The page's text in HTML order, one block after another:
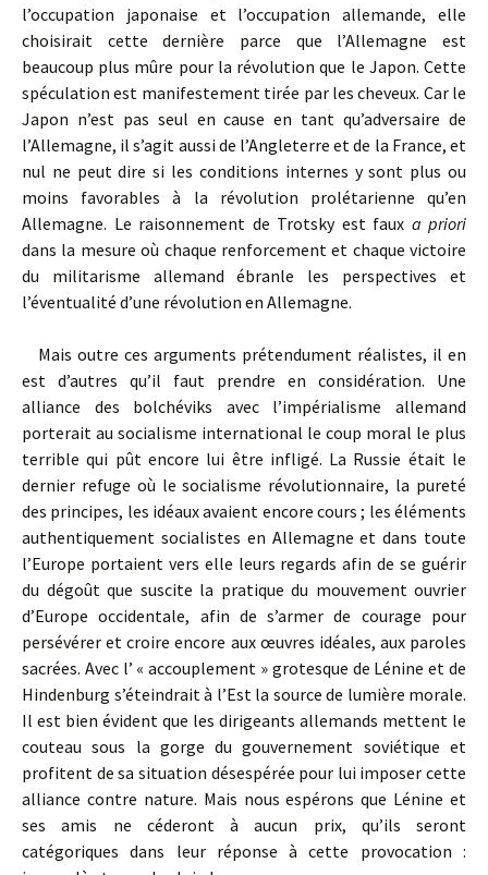
l’occupation japonaise et l’occupation allemande, elle
choisirait cette dernière parce que l’Allemagne est
beaucoup plus mûre pour la révolution que le Japon. Cette
spéculation est manifestement tirée par les cheveux. Car le
Japon n’est pas seul en cause en tant qu’adversaire de
l’Allemagne, il s’agit aussi de l’Angleterre et de la France, et
nul ne peut dire si les conditions internes y sont plus ou
moins favorables à la révolution prolétarienne qu’en
Allemagne. Le raisonnement de Trotsky est faux a priori
dans la mesure où chaque renforcement et chaque victoire
du milita­risme allemand ébranle les perspectives et
l’éventualité d’une révolution en Allemagne.
Mais outre ces arguments prétendument réalistes, il en
est d’autres qu’il faut prendre en considération. Une
alliance des bolchéviks avec l’impérialisme allemand
porterait au socialisme international le coup moral le plus
terrible qui pût encore lui être infligé. La Russie était le
dernier refuge où le socialisme révolutionnaire, la pureté
des principes, les idéaux avaient encore cours ; les éléments
authentiquement socialistes en Allemagne et dans toute
l’Europe portaient vers elle leurs regards afin de se guérir
du dégoût que suscite la pratique du mouvement ouvrier
d’Europe occidentale, afin de s’armer de courage pour
persé­vérer et croire encore aux œuvres idéales, aux paroles
sacrées. Avec l’ « accouplement » grotesque de Lénine et de
Hindenburg s’éteindrait à l’Est la source de lumière morale.
Il est bien évident que les dirigeants allemands mettent le
couteau sous la gorge du gouvernement soviétique et
profitent de sa situation désespérée pour lui imposer cette
alliance contre nature. Mais nous espérons que Lénine et
ses amis ne céderont à aucun prix, qu’ils seront
catégoriques dans leur réponse à cette provocation :